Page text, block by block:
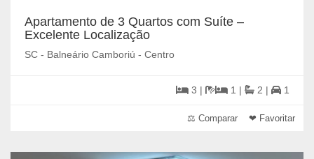
Apartamento de 3 Quartos com Suíte –
Excelente Localização
SC - Balneário Camboriú - Centro
3 | 1 | 2 | 1
⚖ Comparar ❤ Favoritar